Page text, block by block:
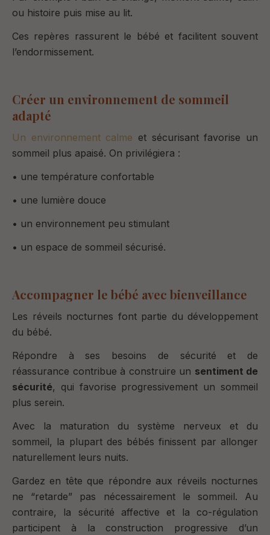
ou histoire puis mise au lit.
Ces repères rassurent le bébé et facilitent souvent
l’endormissement.
Créer un environnement de sommeil
adapté
Un environnement calme et sécurisant favorise un
sommeil plus apaisé. On privilégiera :
• une température confortable
• une lumière douce
• un environnement peu stimulant
• un espace de sommeil sécurisé.
Accompagner le bébé avec bienveillance
Les réveils nocturnes font partie du développement
du bébé.
Répondre à ses besoins de sécurité et de
réassurance contribue à construire un sentiment de
sécurité, qui favorise progressivement un sommeil
plus serein.
Avec la maturation du système nerveux et du
sommeil, la plupart des bébés finissent par allonger
naturellement leurs nuits.
Gardez en tête que répondre aux réveils nocturnes
ne “retarde” pas nécessairement le sommeil. Au
contraire, la sécurité affective et la co-régulation
participent à la construction progressive d’un